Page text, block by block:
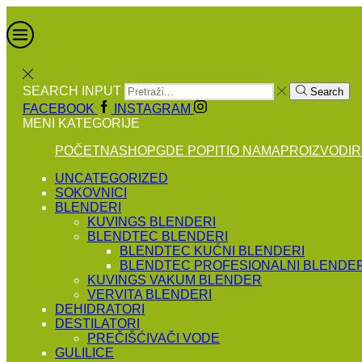
SEARCH INPUT Search
FACEBOOK
INSTAGRAM
MENI
KATEGORIJE
POČETNASHOPGDE POPITI O NAMAPROIZVODI
UNCATEGORIZED
SOKOVNICI
BLENDERI
KUVINGS BLENDERI
BLENDTEC BLENDERI
BLENDTEC KUĆNI BLENDERI
BLENDTEC PROFESIONALNI
KUVINGS VAKUM BLENDER
VERVITA BLENDERI
DEHIDRATORI
DESTILATORI
PREČIŠĆIVAČI VODE
GULILICE